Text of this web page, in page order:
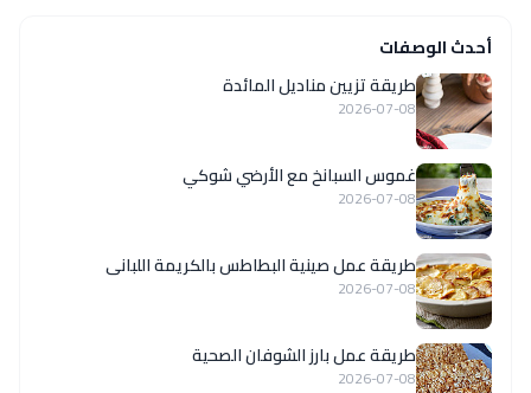
أحدث الوصفات
طريقة تزيين مناديل المائدة
2026-07-08
غموس السبانخ مع الأرضي شوكي
2026-07-08
طريقة عمل صينية البطاطس بالكريمة اللبانى
2026-07-08
طريقة عمل بارز الشوفان الصحية
2026-07-08